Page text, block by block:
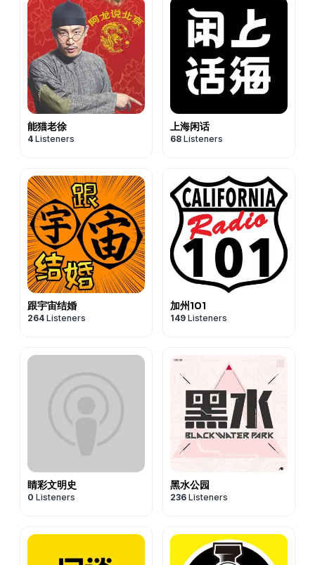
能猫老徐
4 Listeners
上海闲话
68 Listeners
跟宇宙结婚
264 Listeners
加州101
149 Listeners
睛彩文明史
0 Listeners
黑水公园
236 Listeners